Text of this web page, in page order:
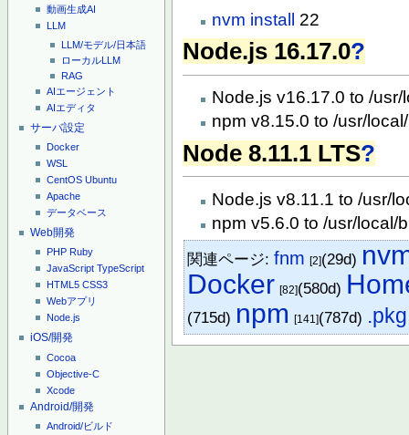
動画生成AI
LLM
LLM/モデル/日本語
ローカルLLM
RAG
AIエージェント
AIエディタ
サーバ設定
Docker
WSL
CentOS Ubuntu
Apache
データベース
Web開発
PHP Ruby
JavaScript TypeScript
HTML5 CSS3
Webアプリ
Node.js
iOS/開発
Cocoa
Objective-C
Xcode
Android/開発
Android/ビルド
nvm install 22
Node.js 16.17.0?
Node.js v16.17.0 to /
npm v8.15.0 to /usr/
Node 8.11.1 LTS?
Node.js v8.11.1 to /usr/
npm v5.6.0 to /usr/local/
関連ページ:fnm [2](29d)
Docker [82](580d)
(715d) npm [141](787d) .pkg